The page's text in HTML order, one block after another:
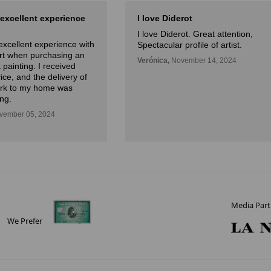
experience
experience with
when purchasing an
painting. I received
and the delivery of
to my home was
05, 2024
I love Diderot
I love Diderot. Great attention,
Spectacular profile of artist.
Verónica, November 14, 2024
We Prefer
Media